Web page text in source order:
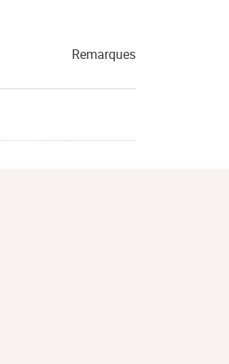
Remarques